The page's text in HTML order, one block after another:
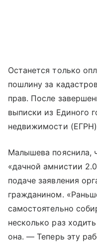
Останется только
пошлину за
прав. После
выписки из Единого
недвижимости
Малышева пояснила,
«дачной амнистии
подаче заявления
гражданином.
самостоятельно
несколько раз
она. — Теперь эту